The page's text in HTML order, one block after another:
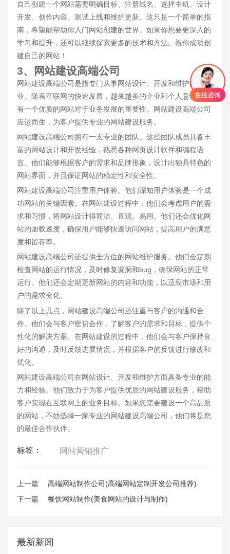
自己创建一个网站需要明确目标、注册域名、选择主机、设计
开发、创作内容、测试上线和维护更新。这只是一个简单的指
南，希望能帮助你入门网站创建的世界。如果你想要更深入的
学习和提升，还可以继续探索更多的技术和方法。祝你成功创
建自己的网站！
3、网站建设高端公司
网站建设高端公司是指专门从事网站设计、开发和维护的企
业。随着互联网的快速发展，越来越多的企业和个人意识到拥
有一个优质的网站对于业务发展的重要性。网站建设高端公司
应运而生，为客户提供专业的网站建设服务。
网站建设高端公司拥有一支专业的团队。这些团队成员具备丰
富的网站设计和开发经验，熟悉各种网页设计软件和编程语
言。他们能够根据客户的需求和品牌形象，设计出独具特色的
网站界面，并且保证网站的稳定性和安全性。
网站建设高端公司注重用户体验。他们深知用户体验是一个成
功网站的关键因素。在网站建设过程中，他们会考虑用户的需
求和习惯，将网站设计得简洁、直观、易用。他们还会优化网
站的加载速度，确保用户能够快速访问网站，提高用户的满意
度和留存率。
网站建设高端公司还提供全方位的网站维护服务。他们会定期
检查网站的运行情况，及时修复漏洞和bug，确保网站的正常
运行。他们还会定期更新网站的内容和功能，以适应市场和用
户的需求变化。
除了以上几点，网站建设高端公司还注重与客户的沟通和合
作。他们会与客户密切合作，了解客户的需求和目标，提供个
性化的解决方案。在网站建设的过程中，他们会与客户保持良
好的沟通，及时反馈进展情况，并根据客户的反馈进行修改和
优化。
网站建设高端公司在网站设计、开发和维护方面具备专业的能
力和经验。他们致力于为客户提供优质的网站建设服务，帮助
客户实现在互联网上的业务目标。如果您需要建设一个高品质
的网站，不妨选择一家专业的网站建设高端公司，他们将是您
的最佳合作伙伴。
标签： 网站营销推广
上一篇
高端网站制作公司(高端网站定制开发公司推荐)
下一篇
餐饮网站制作(美食网站的设计与制作)
最新新闻